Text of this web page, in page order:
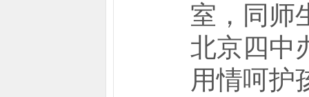
室，同师
北京四中
用情呵护